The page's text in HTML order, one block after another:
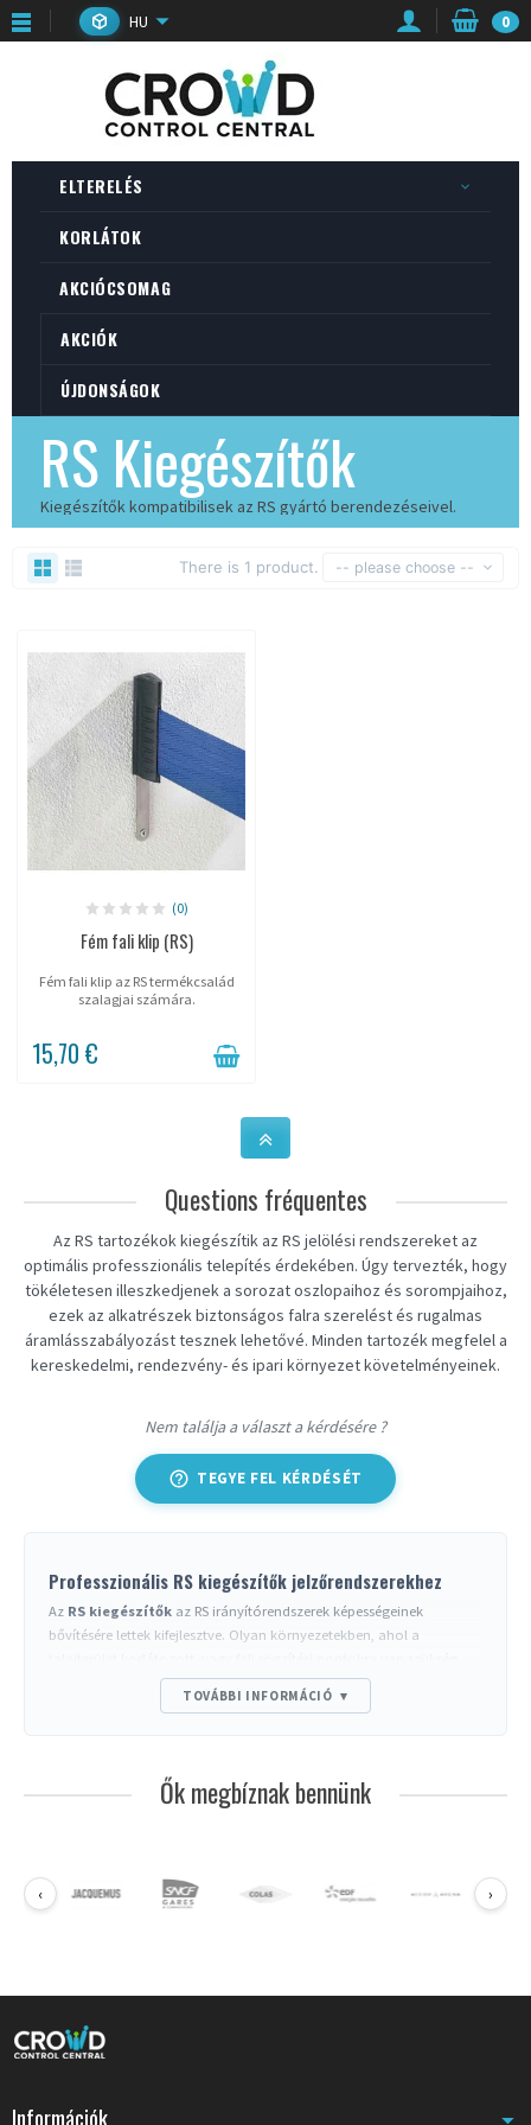
HU 0
ELTERELÉS
KORLÁTOK
AKCIÓCSOMAG
AKCIÓK
ÚJDONSÁGOK
RS Kiegészítők
Kiegészítők kompatibilisek az RS gyártó berendezéseivel.
There is 1 product. -- please choose --
(0)
Fém fali klip (RS)
Fém fali klip az RS termékcsalád
szalagjai számára.
15,70 €
Questions fréquentes
Az RS tartozékok kiegészítik az RS jelölési rendszereket az
optimális professzionális telepítés érdekében. Úgy tervezték, hogy
tökéletesen illeszkedjenek a sorozat oszlopaihoz és sorompjaihoz,
ezek az alkatrészek biztonságos falra szerelést és rugalmas
áramlásszabályozást tesznek lehetővé. Minden tartozék megfelel a
kereskedelmi, rendezvény- és ipari környezet követelményeinek.
Nem találja a választ a kérdésére ?
help_outline TEGYE FEL KÉRDÉSÉT
Professzionális RS kiegészítők jelzőrendszerekhez
Az RS kiegészítők az RS irányítórendszerek képességeinek
bővítésére lettek kifejlesztve. Olyan környezetekben, ahol a
ezek az alkatrészek a professzionális terek építészeti kényszereihez
alkalmazkodó telepítési megoldásokat kínálnak.
forgalmi területet elfoglaló jelzővonalakat hozzon létre. Ez a
konfiguráció különösen hatékony keskeny folyosókban, banki
Fali rögzítések a téroptimalizáláshoz
pénzintézetek gyakran használják ezt a megoldást bizalmas zónák
mechanikai ellenállása tartós működést garantál még intenzív napi
Kompatibilitas professzionális jelzőrendszerekkel
TOVÁBBI INFORMÁCIÓ ▾
Ők megbíznak bennünk
‹ ›
Információk